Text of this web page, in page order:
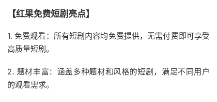
【红果免费短剧亮点】
1. 免费观看：所有短剧内容均免费提供，无需付费即可享受
高质量短剧。
2. 题材丰富：涵盖多种题材和风格的短剧，满足不同用户
的观看需求。